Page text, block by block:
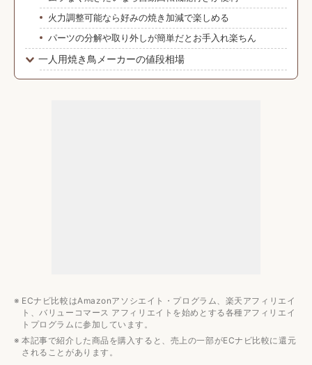
火力調整可能なら好みの焼き加減で楽しめる
パーツの分解や取り外しが簡単だとお手入れ楽ちん
一人用焼き鳥メーカーの値段相場
3000円〜2万円ほどで購入できる
揚げ物・焼き物調理家電おすすめ人気ランキング
ご飯・主食の調理家電おすすめ人気ランキング
ドリンク作りに役立つ家電のおすすめ人気ランキング
その他の調理家電おすすめ人気ランキング
ECナビ比較はAmazonアソシエイト・プログラム、楽天アフィリエイ
ト、バリューコマース アフィリエイトを始めとする各種アフィリエイ
トプログラムに参加しています。
本記事で紹介した商品を購入すると、売上の一部がECナビ比較に還元
されることがあります。